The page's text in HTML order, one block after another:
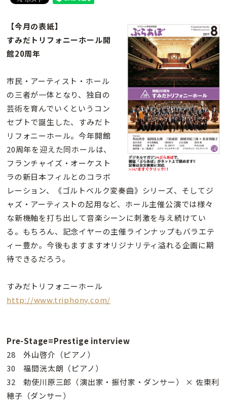
【今月の表紙】
すみだトリフォニーホール開
館20周年
市民・アーティスト・ホール
の三者が一体となり、独自の
芸術を育んでいくというコン
セプトで誕生した、すみだト
リフォニーホール。今年開館
20周年を迎えた同ホールは、
フランチャイズ・オーケスト
ラの新日本フィルとのコラボ
レーション、《ゴルトベルク変奏曲》シリーズ、そしてジ
ャズ・アーティストの起用など、ホール主催公演では様々
な新機軸を打ち出して音楽シーンに刺激を与え続けてい
る。もちろん、記念イヤーの主催ラインナップもバラエテ
ィー豊か。今後もますますオリジナリティ溢れる企画に期
待できるだろう。
すみだトリフォニーホール
http://www.triphony.com/
Pre-Stage=Prestige interview
28 外山啓介（ピアノ）
30 福間洸太朗（ピアノ）
32 勅使川原三郎（演出家・振付家・ダンサー） × 佐東利
穂子（ダンサー）